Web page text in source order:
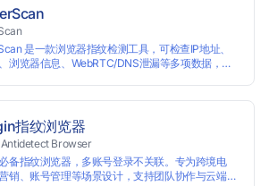
用场景。 候鸟指纹浏览器适用于跨境电商多店铺运
购、Affiliate广告联盟、SEO优化、社交媒体营销
应用。
是一款浏览器指纹检测工具，可检查IP地址、
浏览器信息、WebRTC/DNS泄漏等多项数据，保
指纹浏览器
Browser
备指纹浏览器，多账号登录不关联。专为跨境电
销、账号管理等场景设计，支持团队协作与云端管